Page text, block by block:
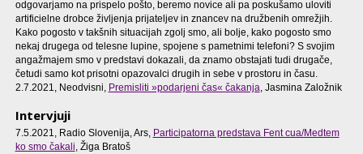
odgovarjamo na prispelo pošto, beremo novice ali pa poskušamo uloviti
artificielne drobce življenja prijateljev in znancev na družbenih omrežjih.
Kako pogosto v takšnih situacijah zgolj smo, ali bolje, kako pogosto smo
nekaj drugega od telesne lupine, spojene s pametnimi telefoni? S svojim
angažmajem smo v predstavi dokazali, da znamo obstajati tudi drugače,
četudi samo kot prisotni opazovalci drugih in sebe v prostoru in času.
2.7.2021, Neodvisni, Premisliti »podarjeni čas« čakanja , Jasmina Založnik
Intervjuji
7.5.2021, Radio Slovenija, Ars, Participatorna predstava Fent cua/Medtem
ko smo čakali, Žiga Bratoš